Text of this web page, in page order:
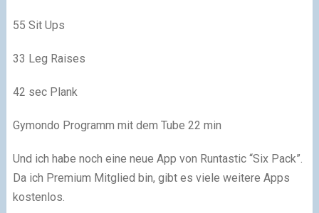
55 Sit Ups
33 Leg Raises
42 sec Plank
Gymondo Programm mit dem Tube 22 min
Und ich habe noch eine neue App von Runtastic “Six Pack”.
Da ich Premium Mitglied bin, gibt es viele weitere Apps
kostenlos.